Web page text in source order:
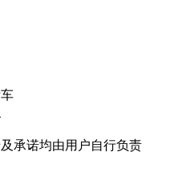
承诺均由用户自行负责